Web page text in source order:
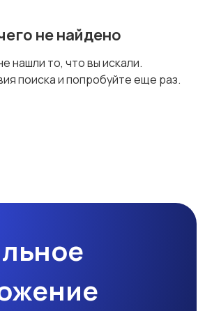
Текстиль и ковры
не найдено
нашли то, что вы искали.
поиска и попробуйте еще раз.